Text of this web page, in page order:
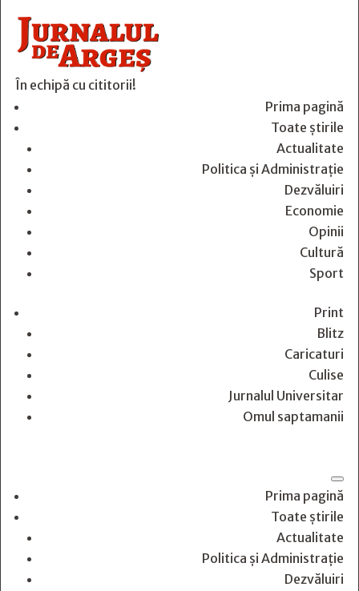
În echipă cu cititorii!
Prima pagină
Toate știrile
Actualitate
Politica și Administrație
Dezvăluiri
Economie
Opinii
Cultură
Sport
Print
Blitz
Caricaturi
Culise
Jurnalul Universitar
Omul saptamanii
Prima pagină
Toate știrile
Actualitate
Politica și Administrație
Dezvăluiri